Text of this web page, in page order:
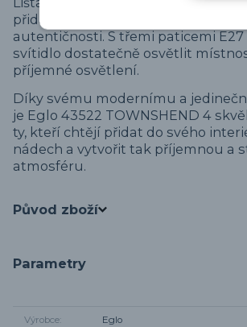
přidává k jeho charakteru a vytváří
autentičnosti. S třemi paticemi
svítidlo dostatečně osvětlit
příjemné osvětlení.
Díky svému modernímu a
je Eglo 43522 TOWNSHEND 4
ty, kteří chtějí přidat do svého
nádech a vytvořit tak příjemnou a
atmosféru.
Původ zboží
Parametry
Výrobce Eglo